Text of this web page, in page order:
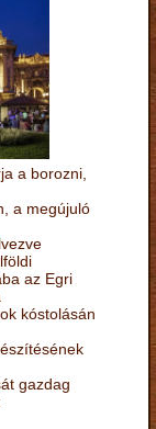
a borozni,
a megújuló
az Egri
kóstolásán
gazdag